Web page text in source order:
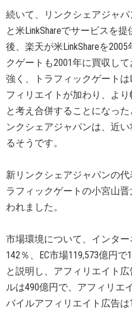
続いて、リンクシェアジャ
と米LinkShareでサービスを
後、楽天が米LinkShareを
クゲートも2001年に買収し
強く、トラフィックゲート
フィリエイトが加わり、よ
と考え合併することになっ
ンクシェアジャパンは、近
るそうです。
新リンクシェアジャパンの
ラフィックゲートの小宮山
われました。
市場環境について、インタ
142％、EC市場119,573億円
と説明し、アフィリエイト
ルは490億円で、アフィリエ
バイルアフィリエイト広告